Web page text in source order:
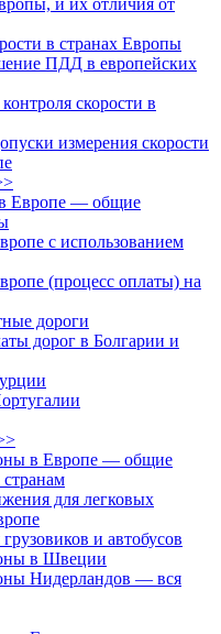
в странах Европы
ПДД в европейских
скорости в
измерения скорости
Европе — общие
с использованием
(процесс оплаты) на
дороги
дорог в Болгарии и
в Европе — общие
для легковых
и автобусов
в Швеции
Нидерландов — вся